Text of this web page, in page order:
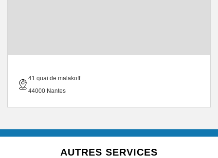
41 quai de malakoff
44000 Nantes
AUTRES SERVICES